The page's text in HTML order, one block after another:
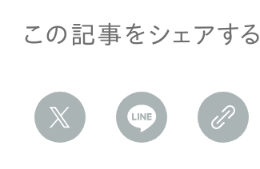
この記事をシェアする